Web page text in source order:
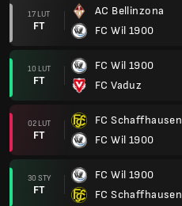
17 LUT
FT
AC Bellinzona
FC Wil 1900
10 LUT
FT
FC Wil 1900
FC Vaduz
02 LUT
FT
FC Schaffhausen
FC Wil 1900
30 STY
FT
FC Wil 1900
FC Schaffhausen